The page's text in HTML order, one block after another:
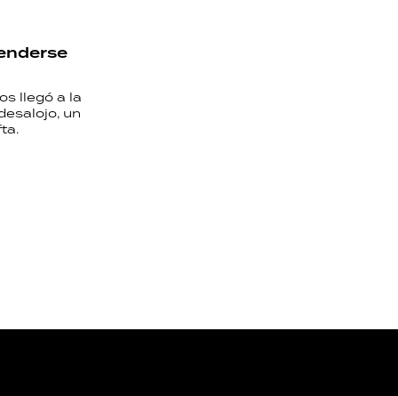
llegó a la
un